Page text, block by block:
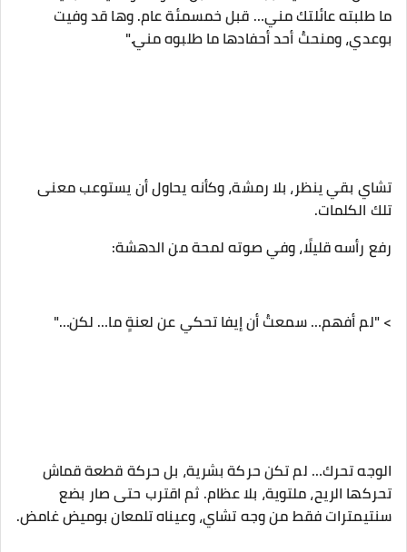
ما طلبته عائلتك مني… قبل خمسمئة عام. وها قد وفيت
بوعدي، ومنحتُ أحد أحفادها ما طلبوه مني."
‎تشاي بقي ينظر، بلا رمشة، وكأنه يحاول أن يستوعب معنى
تلك الكلمات.
‎الوجه تحرك… لم تكن حركة بشرية، بل حركة قطعة قماش
تحركها الريح، ملتوية، بلا عظام. ثم اقترب حتى صار بضع
سنتيمترات فقط من وجه تشاي، وعيناه تلمعان بوميض غامض.